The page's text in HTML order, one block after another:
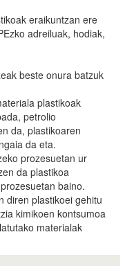
eraikuntzan ere
adreiluak, hodiak,
beste onura batzuk
plastikoak
petrolio
da, plastikoaren
da eta.
prozesuetan ur
da plastikoa
baino.
diren plastikoei gehitu
kimikoen kontsumoa
materialak